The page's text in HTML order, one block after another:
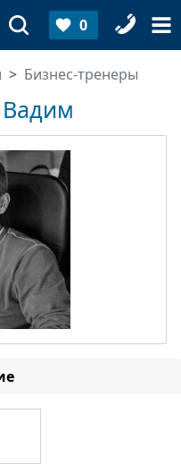
0
Бизнес-тренеры